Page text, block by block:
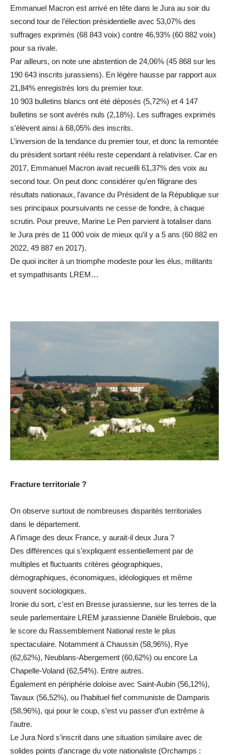
Emmanuel Macron est arrivé en tête dans le Jura au soir du
second tour de l’élection présidentielle avec 53,07% des
suffrages exprimés (68 843 voix) contre 46,93% (60 882 voix)
pour sa rivale.
Par ailleurs, on note une abstention de 24,06% (45 868 sur les
190 643 inscrits jurassiens). En légère hausse par rapport aux
21,84% enregistrés lors du premier tour.
10 903 bulletins blancs ont été déposés (5,72%) et 4 147
bulletins se sont avérés nuls (2,18%). Les suffrages exprimés
s’élèvent ainsi à 68,05% des inscrits.
L’inversion de la tendance du premier tour, et donc la remontée
du président sortant réélu reste cependant à relativiser. Car en
2017, Emmanuel Macron avait recueilli 61,37% des voix au
second tour. On peut donc considérer qu’en filigrane des
résultats nationaux, l’avance du Président de la République sur
ses principaux poursuivants ne cesse de fondre, à chaque
scrutin. Pour preuve, Marine Le Pen parvient à totaliser dans
le Jura près de 11 000 voix de mieux qu’il y a 5 ans (60 882 en
2022, 49 887 en 2017).
De quoi inciter à un triomphe modeste pour les élus, militants
et sympathisants LREM…
Fracture territoriale ?
On observe surtout de nombreuses disparités territoriales
dans le département.
A l’image des deux France, y aurait-il deux Jura ?
Des différences qui s’expliquent essentiellement par de
multiples et fluctuants critères géographiques,
démographiques, économiques, idéologiques et même
souvent sociologiques.
Ironie du sort, c’est en Bresse jurassienne, sur les terres de la
seule parlementaire LREM jurassienne Danièle Brulebois, que
le score du Rassemblement National reste le plus
spectaculaire. Notamment à Chaussin (58,96%), Rye
(62,62%), Neublans-Abergement (60,62%) ou encore La
Chapelle-Voland (62,54%). Entre autres.
Également en périphérie doloise avec Saint-Aubin (56,12%),
Tavaux (56,52%), ou l’habituel fief communiste de Damparis
(58,96%), qui pour le coup, s’est vu passer d’un extrême à
l’autre.
Le Jura Nord s’inscrit dans une situation similaire avec de
solides points d’ancrage du vote nationaliste (Orchamps :